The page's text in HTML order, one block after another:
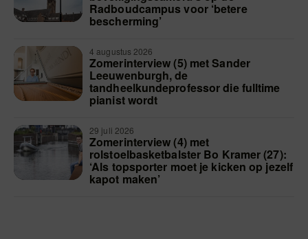
Radboudcampus voor ‘betere
bescherming’
4 augustus 2026
Zomerinterview (5) met Sander
Leeuwenburgh, de
tandheelkundeprofessor die fulltime
pianist wordt
29 juli 2026
Zomerinterview (4) met
rolstoelbasketbalster Bo Kramer (27):
‘Als topsporter moet je kicken op jezelf
kapot maken’